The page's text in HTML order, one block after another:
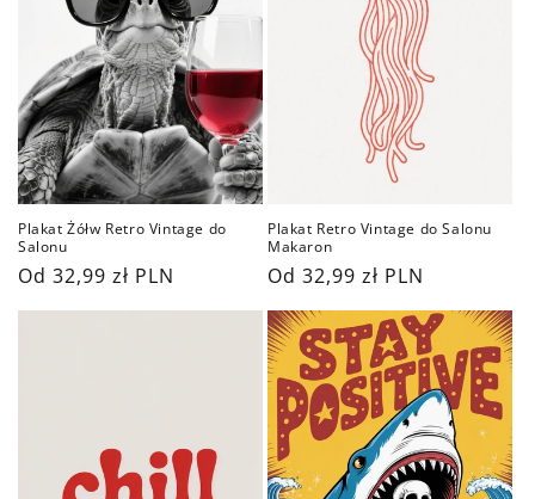
Plakat Żółw Retro Vintage do
Salonu
Cena
regularna
Od 32,99 zł PLN
Plakat Retro Vintage do Salonu
Makaron
Cena
regularna
Od 32,99 zł PLN